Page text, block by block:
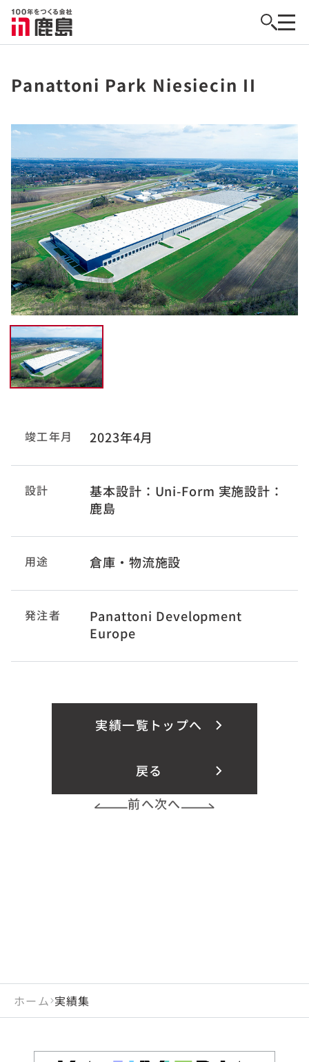
Panattoni Park Niesiecin II
竣工年月 2023年4月
設計
基本設計：Uni-Form 実施設計：
鹿島
用途 倉庫・物流施設
発注者
Panattoni Development
Europe
実績一覧トップへ
戻る
前へ次へ
ホーム 実績集